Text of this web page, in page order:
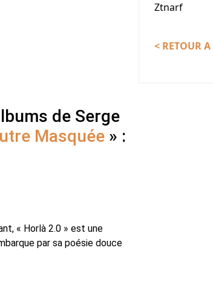
de Serge
Masquée » :
« Horlà 2.0 » est une
par sa poésie douce
Ztnarf
< RETOUR